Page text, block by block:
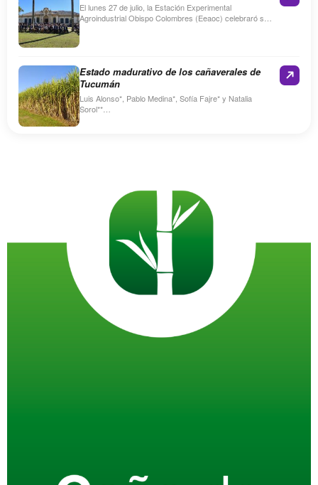
El lunes 27 de julio, la Estación Experimental
Agroindustrial Obispo Colombres (Eeaoc) celebraró su
Estado madurativo de los cañaverales de
Tucumán
Luis Alonso*, Pablo Medina*, Sofía Fajre* y Natalia
Sorol**